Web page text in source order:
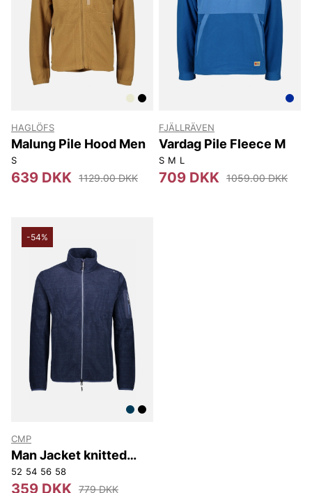
HAGLÖFS
Malung Pile Hood Men
S
639 DKK 1129.00 DKK
FJÄLLRÄVEN
Vardag Pile Fleece M
S M L
709 DKK 1059.00 DKK
-54%
CMP
Man Jacket knitted
jaquard
52 54 56 58
359 DKK 779 DKK